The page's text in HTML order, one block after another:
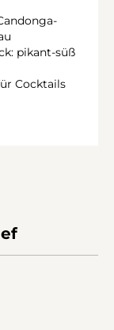
pikant-süß
Cocktails